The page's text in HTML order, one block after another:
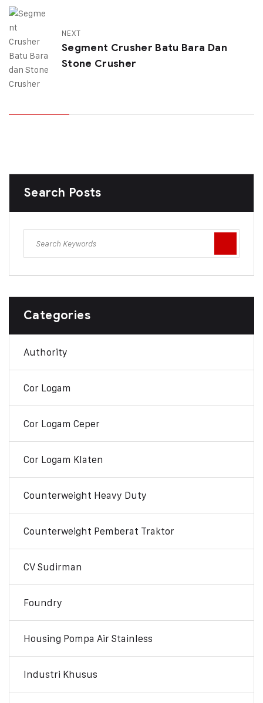
NEXT
Segment Crusher Batu Bara Dan
Stone Crusher
Search Posts
Categories
Authority
Cor Logam
Cor Logam Ceper
Cor Logam Klaten
Counterweight Heavy Duty
Counterweight Pemberat Traktor
CV Sudirman
Foundry
Housing Pompa Air Stainless
Industri Khusus